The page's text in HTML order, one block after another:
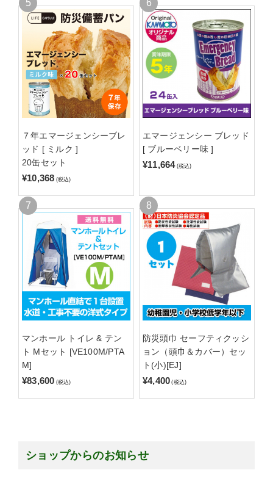
７年エマージェンシーブレ
ッド [ ミルク ]
20缶セット
¥10,368 (税込)
エマージェンシー ブレッド
[ ブルーベリー味 ]
¥11,664 (税込)
マンホール トイレ & テン
ト Mセット [VE100M/PTA
M]
¥83,600 (税込)
防災頭巾 セーフティクッシ
ョン（頭巾＆カバー）セッ
ト(小)[EJ]
¥4,400 (税込)
ショップからのお知らせ